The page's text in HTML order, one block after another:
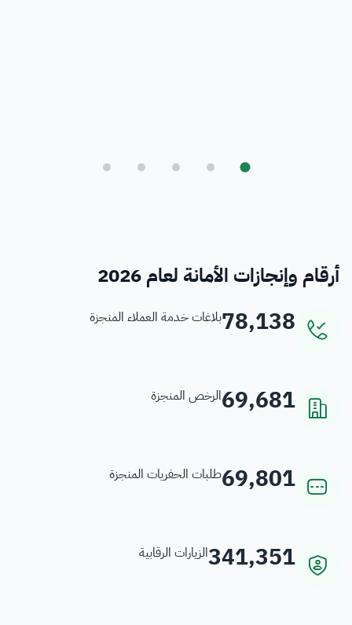
أرقام وإنجازات الأمانة لعام 2026
78,138بلاغات خدمة العملاء المنجزة
69,681الرخص المنجزة
69,801طلبات الحفريات المنجزة
341,351الزيارات الرقابية